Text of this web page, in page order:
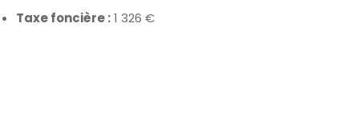
Taxe foncière :1 326 €